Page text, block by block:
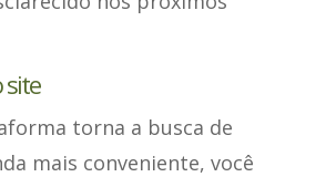
site
torna a busca de
mais conveniente, você